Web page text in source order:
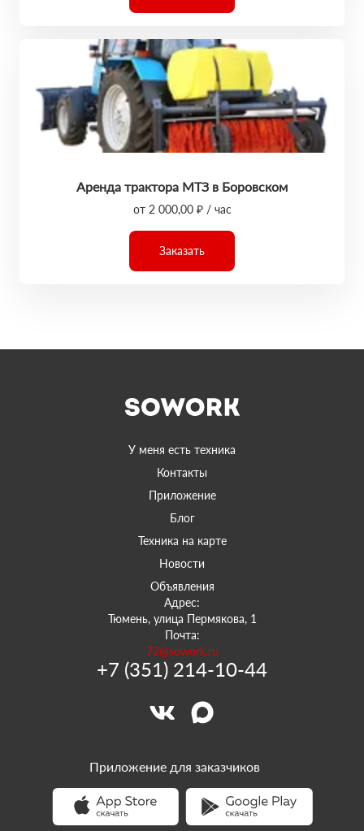
Аренда трактора МТЗ в Боровском
от 2 000,00 ₽ / час
Заказать
У меня есть техника
Контакты
Приложение
Блог
Техника на карте
Новости
Объявления
Адрес:
Тюмень, улица Пермякова, 1
Почта:
72@sowork.ru
+7 (351) 214-10-44
Приложение для заказчиков